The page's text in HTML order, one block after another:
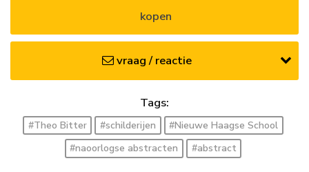
kopen
vraag / reactie
Tags:
#Theo Bitter #schilderijen
#Nieuwe Haagse School
#naoorlogse abstracten
#abstract